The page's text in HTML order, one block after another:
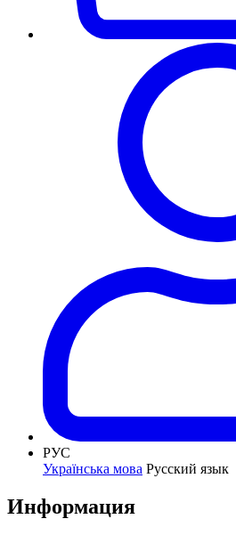
РУС
Українська мова Русский язык
Информация